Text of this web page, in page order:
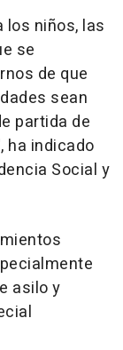
los niños, las
se
de que
sean
partida de
ha indicado
Social y
asilo y